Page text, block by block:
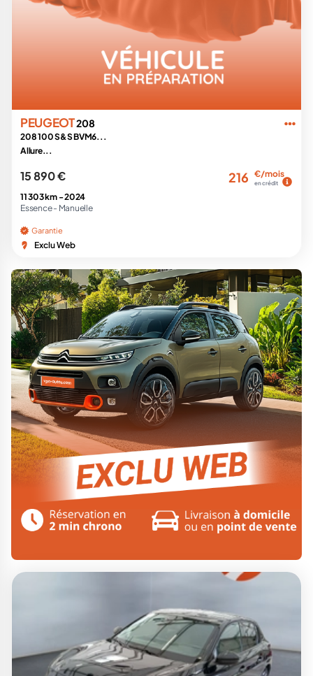
PEUGEOT208
208 100 S&S BVM6...
Allure...
15 890 € 216 €/mois
en crédit
11 303 km -2024
Essence - Manuelle
Garantie
Exclu Web